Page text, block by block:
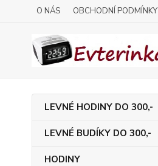
O NÁS OBCHODNÍ PODMÍNKY
LEVNÉ HODINY DO 300,-
LEVNÉ BUDÍKY DO 300,-
HODINY